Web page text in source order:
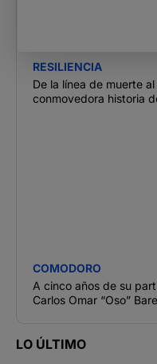
RESILIENCIA
De la línea de muerte
conmovedora historia
COMODORO
A cinco años de su
Carlos Omar “Oso”
LO ÚLTIMO